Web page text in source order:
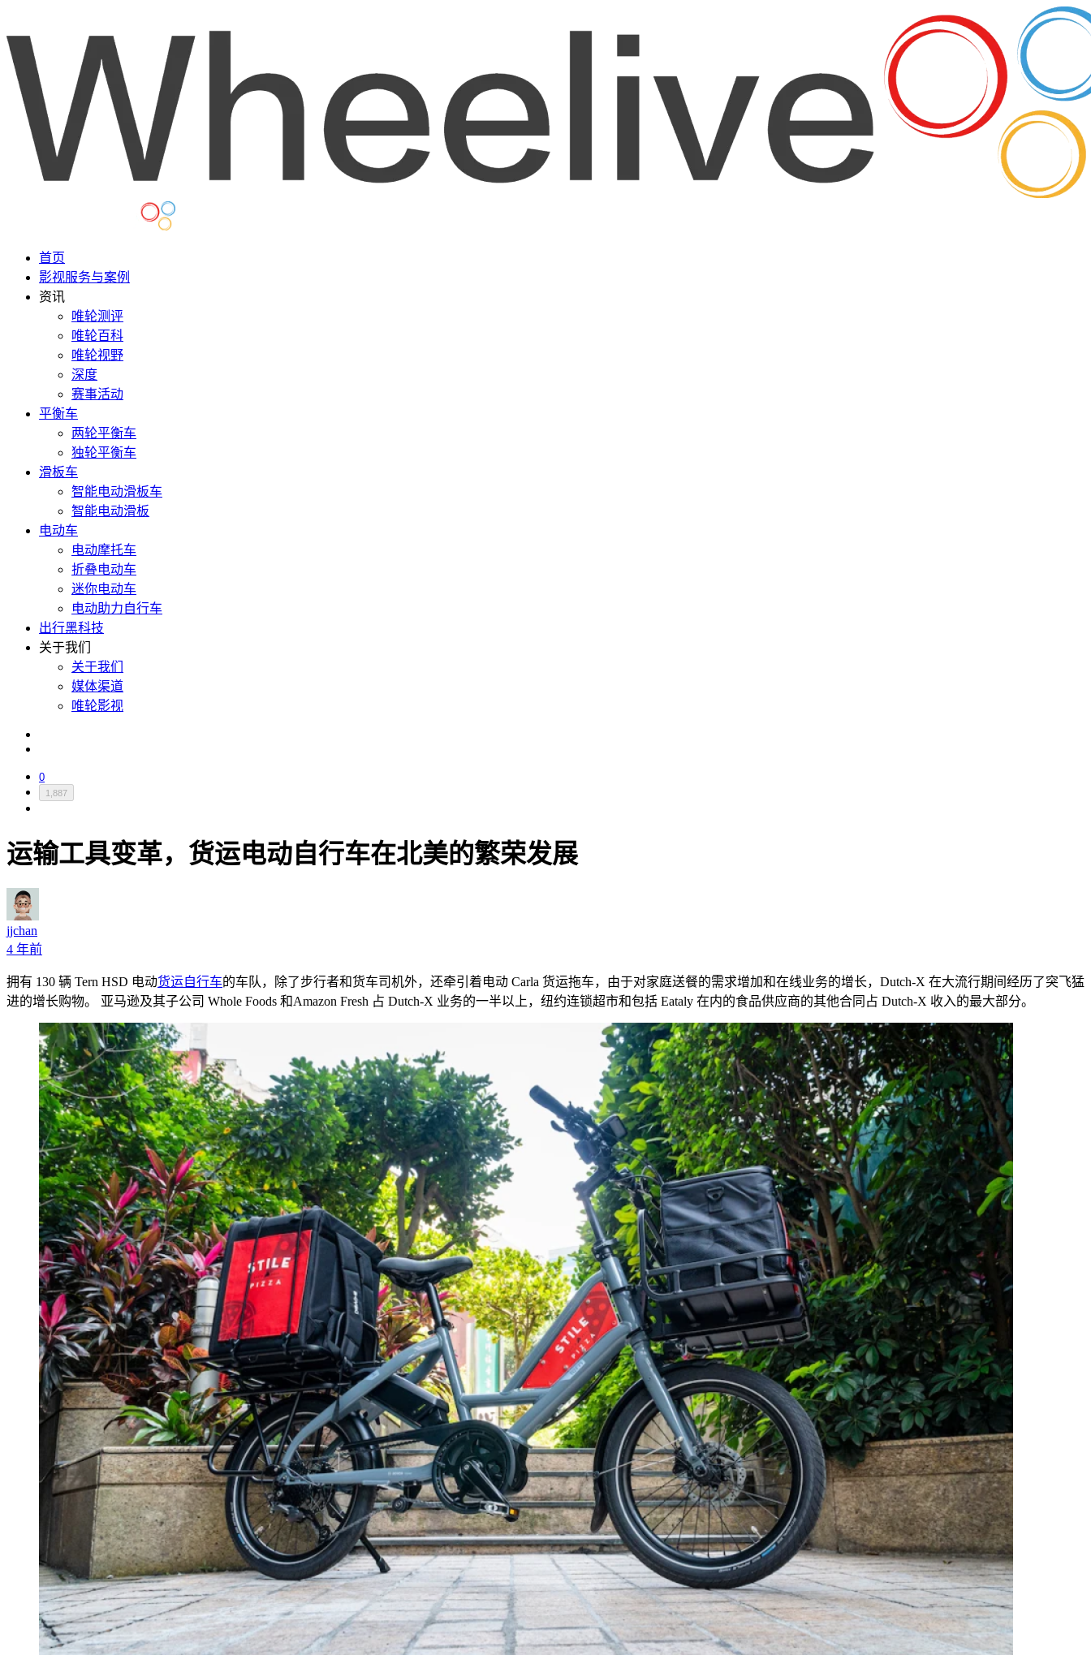
首页
影视服务与案例
资讯
唯轮测评
唯轮百科
唯轮视野
深度
赛事活动
平衡车
两轮平衡车
独轮平衡车
滑板车
智能电动滑板车
智能电动滑板
电动车
电动摩托车
折叠电动车
迷你电动车
电动助力自行车
出行黑科技
关于我们
关于我们
媒体渠道
唯轮影视
0
1,887
运输工具变革，货运电动自行车在北美的繁荣发展
jjchan
4 年前
拥有 130 辆 Tern HSD 电动货运自行车的车队，除了步行者和货车司机外，还牵引着电动 Carla 货运拖车，由于对家庭送餐的需求增加和在线业务的增长，Dutch-X 在大流行期间经历了突飞猛
进的增长购物。 亚马逊及其子公司 Whole Foods 和Amazon Fresh 占 Dutch-X 业务的一半以上，纽约连锁超市和包括 Eataly 在内的食品供应商的其他合同占 Dutch-X 收入的最大部分。